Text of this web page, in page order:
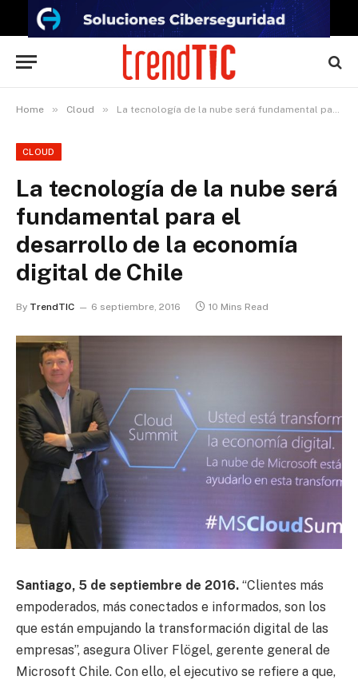
Home » Cloud » La tecnología de la nube será fundamental para el desarrollo de la economía digital de Chile
CLOUD
La tecnología de la nube será
fundamental para el
desarrollo de la economía
digital de Chile
By TrendTIC 6 septiembre, 2016 10 Mins Read
Santiago, 5 de septiembre de 2016. “Clientes más
empoderados, más conectados e informados, son los
que están empujando la transformación digital de las
empresas”, asegura Oliver Flögel, gerente general de
Microsoft Chile. Con ello, el ejecutivo se refiere a que,